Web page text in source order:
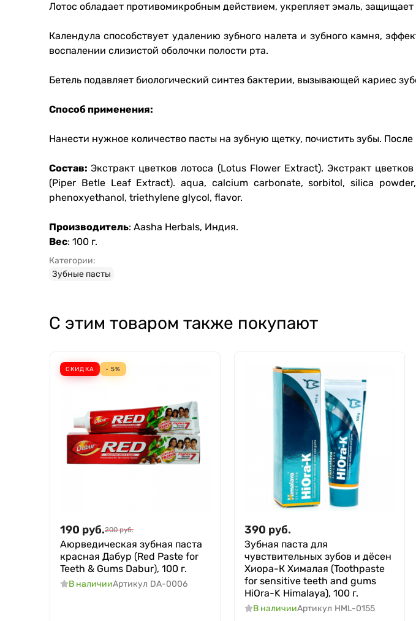
Лотос обладает противомикробным действием, укрепляет эмаль,
Календула способствует удалению зубного налета и зубного камня,
воспалении слизистой оболочки полости рта.
Бетель подавляет биологический синтез бактерии, вызывающей кариес
Способ применения:
Нанести нужное количество пасты на зубную щетку, почистить зубы.
Состав:Экстракт цветков лотоса (Lotus Flower Extract). Экстракт
(Piper Betle Leaf Extract). aqua, calcium carbonate, sorbitol, silica
phenoxyethanol, triethylene glycol, flavor.
Производитель: Aasha Herbals, Индия.
Вес: 100 г.
Категории:
Зубные пасты
С этим товаром также покупают
СКИДКА - 5%
190 руб.200 руб.
Аюрведическая зубная паста
красная Дабур (Red Paste for
Teeth & Gums Dabur), 100 г.
В наличииАртикул DA-0006
390 руб.
Зубная паста для
чувствительных зубов и дёсен
Хиора-К Хималая (Toothpaste
for sensitive teeth and gums
HiOra-K Himalaya), 100 г.
В наличииАртикул HML-0155